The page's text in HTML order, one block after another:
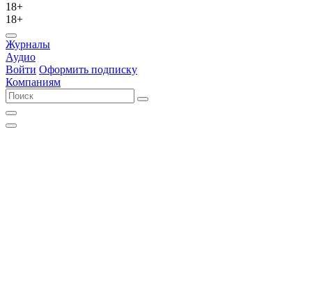
18+
18+
Журналы
Аудио
Войти Оформить подписку
Компаниям